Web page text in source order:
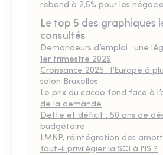
rebond à 2,5% pour les
Le top 5 des graphiques
consultés
Demandeurs d’emploi : une
1er trimestre 2026
Croissance 2025 : l’Europe à
selon Bruxelles
Le prix du cacao fond face à
de la demande
Dette et déficit : 50 ans de
budgétaire
LMNP, réintégration des
faut-il privilégier la SCI à l'IS ?